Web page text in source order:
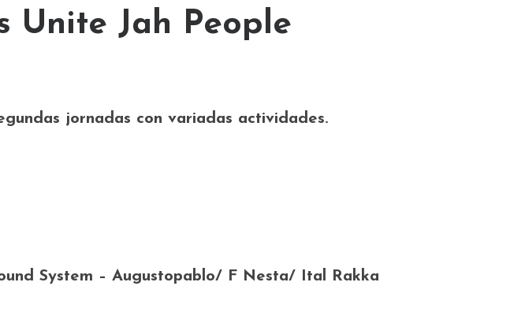
Unite Jah People
jornadas con variadas actividades.
System – Augustopablo/ F Nesta/ Ital Rakka